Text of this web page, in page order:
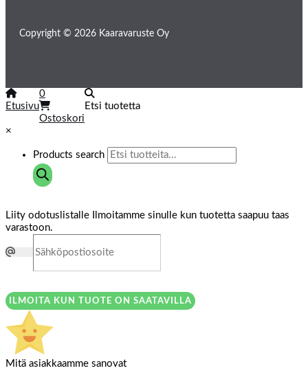
Copyright © 2026 Kaaravaruste Oy
Etusivu
0
Ostoskori
Etsi tuotetta
×
Products search
Liity odotuslistalle
Ilmoitamme sinulle kun tuotetta saapuu taas
varastoon.
ILMOITA KUN TUOTE ON SAATAVILLA
Mitä asiakkaamme sanovat